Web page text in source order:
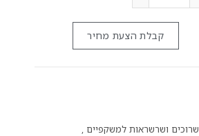
קבלת הצעת מחיר
שרוכים ושרשראות למשקפיים ,